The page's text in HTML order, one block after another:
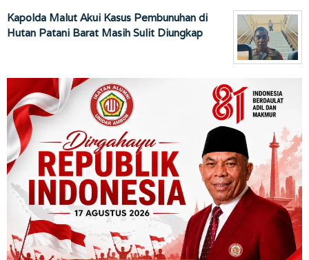
Kapolda Malut Akui Kasus Pembunuhan di
Hutan Patani Barat Masih Sulit Diungkap